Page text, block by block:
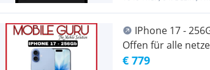
IPhone 17 -
Offen für alle
- EU VERSION(AT-
€ 779